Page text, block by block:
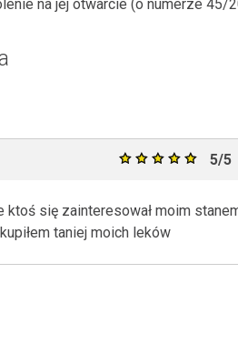
na jej otwarcie (o numerze 45/
5/5
ktoś się zainteresował moim
taniej moich leków